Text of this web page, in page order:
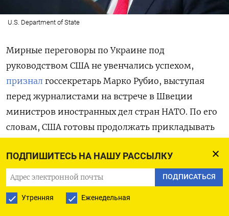
ПОДПИШИТЕСЬ НА НАШУ РАССЫЛКУ
ПОДПИСАТЬСЯ
Утренняя Еженедельная
U.S. Department of State
Мирные переговоры по Украине под
руководством США не увенчались успехом,
признал госсекретарь Марко Рубио, выступая
перед журналистами на встрече в Швеции
министров иностранных дел стран НАТО. По его
словам, США готовы продолжать прикладывать
организовать переговоры, которые будут
продуктивными, а не контрпродуктивными, и
которые имеют шанс принести плоды». Сейчас
такой возможности, по его словам, нет: «Мы не